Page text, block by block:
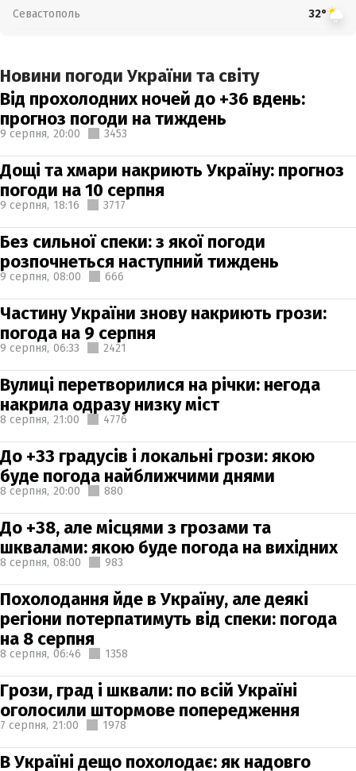
Севастополь 32°
Новини погоди України та світу
Від прохолодних ночей до +36 вдень:
прогноз погоди на тиждень
9 серпня, 20:00 3453
Дощі та хмари накриють Україну: прогноз
погоди на 10 серпня
9 серпня, 18:16 3717
Без сильної спеки: з якої погоди
розпочнеться наступний тиждень
9 серпня, 08:00 666
Частину України знову накриють грози:
погода на 9 серпня
9 серпня, 06:33 2421
Вулиці перетворилися на річки: негода
накрила одразу низку міст
8 серпня, 21:00 4776
До +33 градусів і локальні грози: якою
буде погода найближчими днями
8 серпня, 20:00 880
До +38, але місцями з грозами та
шквалами: якою буде погода на вихідних
8 серпня, 08:00 983
Похолодання йде в Україну, але деякі
регіони потерпатимуть від спеки: погода
на 8 серпня
8 серпня, 06:46 1358
Грози, град і шквали: по всій Україні
оголосили штормове попередження
7 серпня, 21:00 1978
В Україні дещо похолодає: як надовго